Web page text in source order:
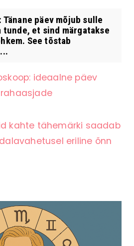
päev mõjub sulle
tunde, et sind märgatakse
See tõstab
ideaalne päev
kahte tähemärki saadab
eriline õnn